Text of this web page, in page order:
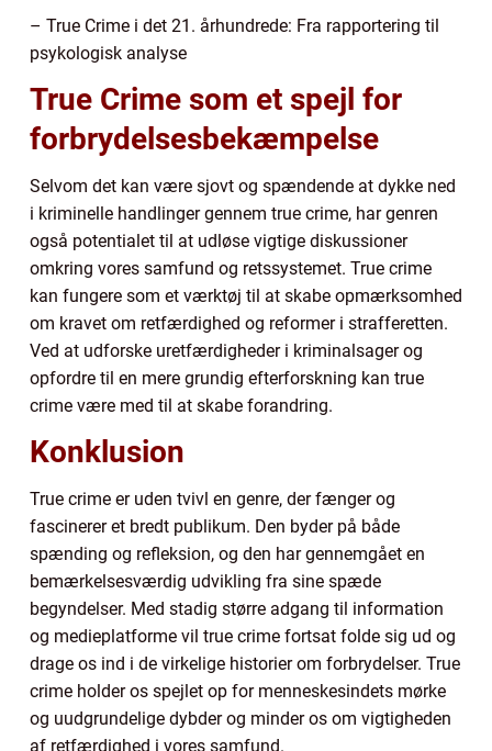
– True Crime i det 21. århundrede: Fra rapportering til
psykologisk analyse
True Crime som et spejl for
forbrydelsesbekæmpelse
Selvom det kan være sjovt og spændende at dykke ned
i kriminelle handlinger gennem true crime, har genren
også potentialet til at udløse vigtige diskussioner
omkring vores samfund og retssystemet. True crime
kan fungere som et værktøj til at skabe opmærksomhed
om kravet om retfærdighed og reformer i strafferetten.
Ved at udforske uretfærdigheder i kriminalsager og
opfordre til en mere grundig efterforskning kan true
crime være med til at skabe forandring.
Konklusion
True crime er uden tvivl en genre, der fænger og
fascinerer et bredt publikum. Den byder på både
spænding og refleksion, og den har gennemgået en
bemærkelsesværdig udvikling fra sine spæde
begyndelser. Med stadig større adgang til information
og medieplatforme vil true crime fortsat folde sig ud og
drage os ind i de virkelige historier om forbrydelser. True
crime holder os spejlet op for menneskesindets mørke
og uudgrundelige dybder og minder os om vigtigheden
af retfærdighed i vores samfund.